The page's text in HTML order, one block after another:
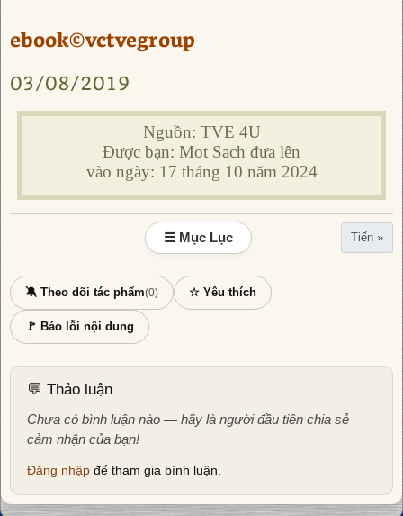
ebook©vctvegroup
03/08/2019
Nguồn: TVE 4U
Được bạn: Mot Sach đưa lên
vào ngày: 17 tháng 10 năm 2024
☰ Mục Lục Tiến »
🔕 Theo dõi tác phẩm(0) ☆ Yêu thích
🚩 Báo lỗi nội dung
💬 Thảo luận
Chưa có bình luận nào — hãy là người đầu tiên chia sẻ
cảm nhận của bạn!
Đăng nhập để tham gia bình luận.